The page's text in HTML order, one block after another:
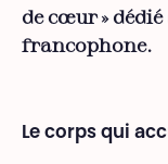
de cœur »
francophone.
Le corps qui